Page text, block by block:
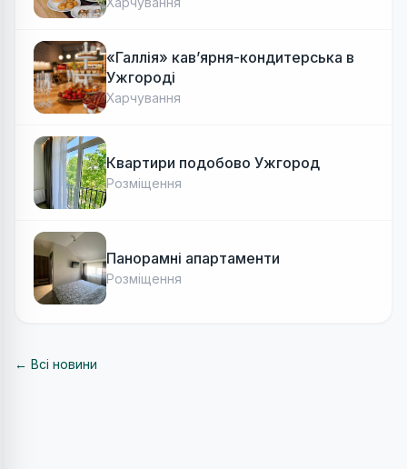
«Галлія» кав’ярня-кондитерська в
Ужгороді
Харчування
Квартири подобово Ужгород
Розміщення
Панорамні апартаменти
Розміщення
← Всі новини